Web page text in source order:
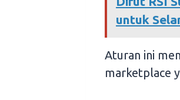
untuk
Aturan ini
marketplace